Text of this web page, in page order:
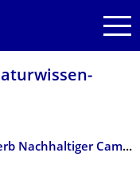
Preisverleihung zum Ideenwettbewerb Nachhaltiger Campus: Biologen erreichen mehrere Top-Platzierungen